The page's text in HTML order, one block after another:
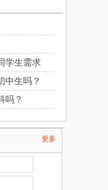
学生需求
中生吗？
吗？
更多